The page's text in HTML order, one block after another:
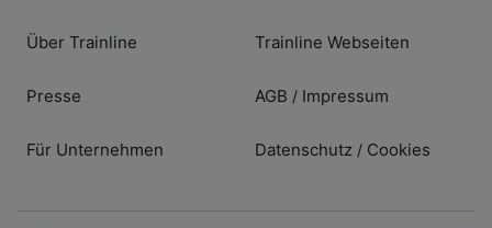
Über Trainline
Presse
Für Unternehmen
Trainline Webseiten
AGB / Impressum
Datenschutz / Cookies